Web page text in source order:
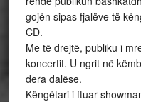
gojën sipas fjalëve të
CD.
Me të drejtë, publiku i
koncertit. U ngrit në
dera dalëse.
Këngëtari i ftuar